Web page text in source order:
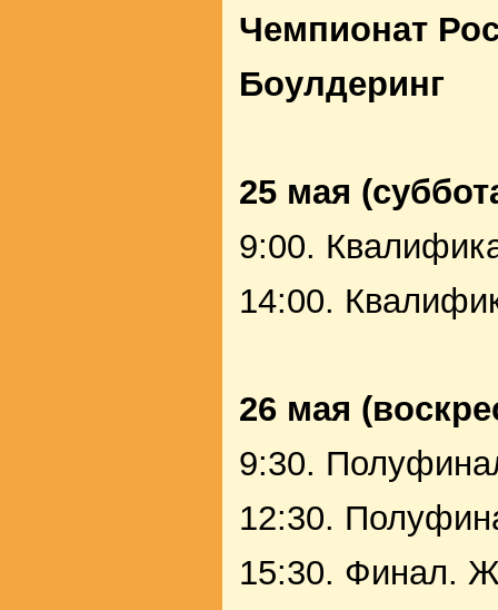
Чемпионат
Боулдеринг
25 мая
9:00.
14:00.
26 мая
9:30.
12:30.
15:30. Финал.